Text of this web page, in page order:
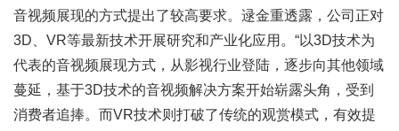
音视频展现的方式提出了较高要求。逯金重透露，公司正对
3D、VR等最新技术开展研究和产业化应用。“以3D技术为
代表的音视频展现方式，从影视行业登陆，逐步向其他领域
蔓延，基于3D技术的音视频解决方案开始崭露头角，受到
消费者追捧。而VR技术则打破了传统的观赏模式，有效提